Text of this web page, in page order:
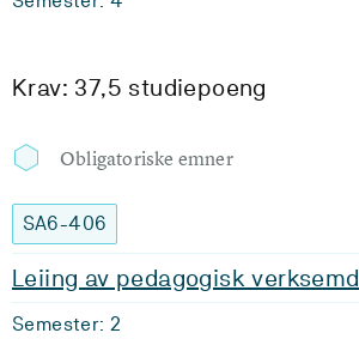
Krav: 37,5 studiepoeng
Obligatoriske emner
SA6-406
Leiing av pedagogisk verksemd
Semester: 2